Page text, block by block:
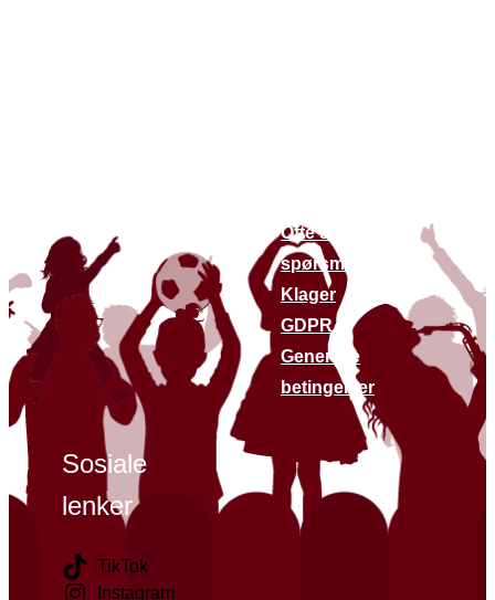
Ofte stilte
spørsmål
Klager
GDPR
Generelle
betingelser
Sosiale
lenker
TikTok
Instagram